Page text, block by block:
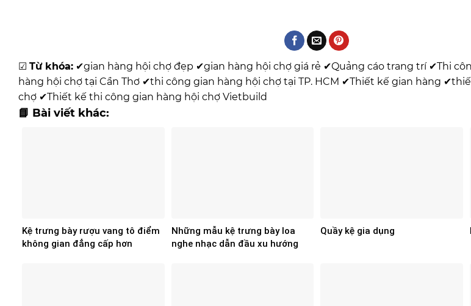
☑ Từ khóa: ✔gian hàng hội chợ đẹp ✔gian hàng hội chợ giá rẻ ✔Quảng cáo trang trí✔Thi
hàng hội chợ tại Cần Thơ ✔thi công gian hàng hội chợ tại TP. HCM ✔Thiết kế gian hàng ✔
chợ ✔Thiết kế thi công gian hàng hội chợ Vietbuild
📘 Bài viết khác:
Kệ trưng bày rượu vang tô điểm
không gian đẳng cấp hơn
Những mẫu kệ trưng bày loa
nghe nhạc dẫn đầu xu hướng
Quầy kệ gia dụng